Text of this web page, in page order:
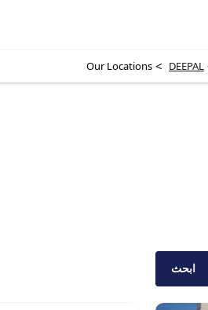
DEEPAL
>
Our Locations
ابحث